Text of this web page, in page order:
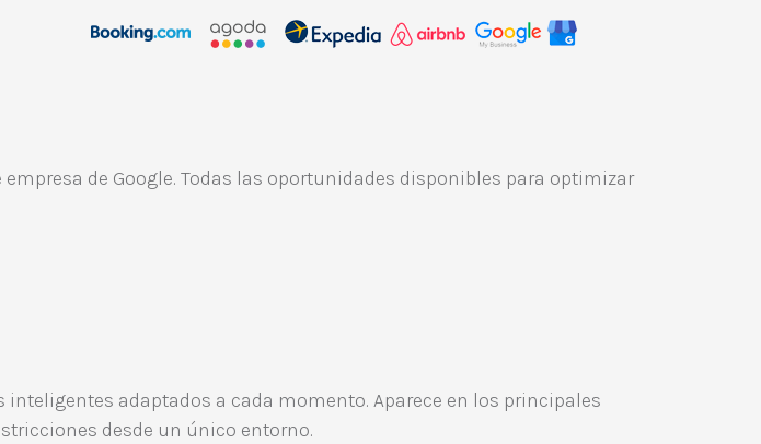
de Google. Todas las oportunidades disponibles para optimizar
adaptados a cada momento. Aparece en los principales
desde un único entorno.